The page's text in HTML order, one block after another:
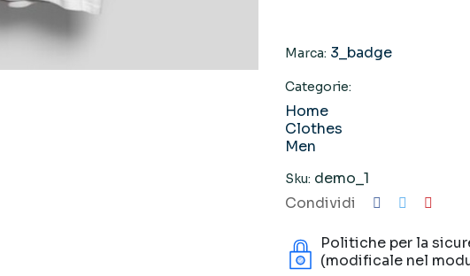
Marca: 3_badge
Categorie:
Home
Clothes
Men
Sku: demo_1
Condividi
Politiche per la
(modificale nel